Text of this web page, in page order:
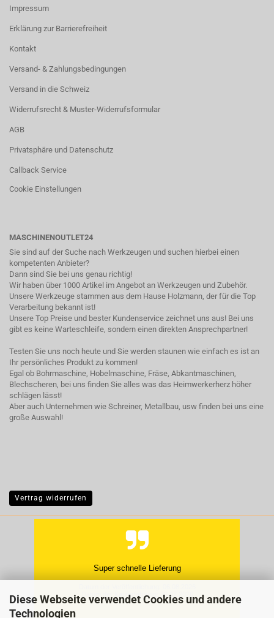
Diese Webseite verwendet Cookies und andere
Technologien
Impressum
Erklärung zur Barrierefreiheit
Kontakt
Versand- & Zahlungsbedingungen
Versand in die Schweiz
Widerrufsrecht & Muster-Widerrufsformular
AGB
Privatsphäre und Datenschutz
Callback Service
Cookie Einstellungen
MASCHINENOUTLET24
Sie sind auf der Suche nach Werkzeugen und suchen hierbei einen
kompetenten Anbieter?
Dann sind Sie bei uns genau richtig!
Wir haben über 1000 Artikel im Angebot an Werkzeugen und Zubehör.
Unsere Werkzeuge stammen aus dem Hause Holzmann, der für die Top
Verarbeitung bekannt ist!
Unsere Top Preise und bester Kundenservice zeichnet uns aus! Bei uns
gibt es keine Warteschleife, sondern einen direkten Ansprechpartner!
Testen Sie uns noch heute und Sie werden staunen wie einfach es ist an
Ihr persönliches Produkt zu kommen!
Egal ob Bohrmaschine, Hobelmaschine, Fräse, Abkantmaschinen,
Blechscheren, bei uns finden Sie alles was das Heimwerkerherz höher
schlägen lässt!
Aber auch Unternehmen wie Schreiner, Metallbau, usw finden bei uns eine
große Auswahl!
Vertrag widerrufen
Hat super geklappt, gern wieder.
Datum der Kauferfahrung: 20.07.2026